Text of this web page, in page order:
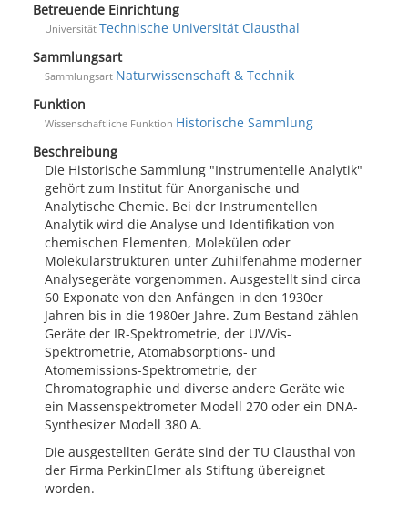
Betreuende Einrichtung
Universität Technische Universität Clausthal
Sammlungsart
Sammlungsart Naturwissenschaft & Technik
Funktion
Wissenschaftliche Funktion Historische Sammlung
Beschreibung
Die Historische Sammlung "Instrumentelle Analytik"
gehört zum Institut für Anorganische und
Analytische Chemie. Bei der Instrumentellen
Analytik wird die Analyse und Identifikation von
chemischen Elementen, Molekülen oder
Molekularstrukturen unter Zuhilfenahme moderner
Analysegeräte vorgenommen. Ausgestellt sind circa
60 Exponate von den Anfängen in den 1930er
Jahren bis in die 1980er Jahre. Zum Bestand zählen
Geräte der IR-Spektrometrie, der UV/Vis-
Spektrometrie, Atomabsorptions- und
Atomemissions-Spektrometrie, der
Chromatographie und diverse andere Geräte wie
ein Massenspektrometer Modell 270 oder ein DNA-
Synthesizer Modell 380 A.
Die ausgestellten Geräte sind der TU Clausthal von
der Firma PerkinElmer als Stiftung übereignet
worden.